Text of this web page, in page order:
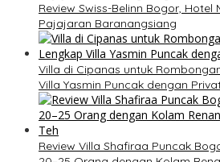
Review Swiss-Belinn Bogor, Hotel
Pajajaran Baranangsiang
Villa di Cipanas untuk
Villa Yasmin Puncak dengan
Review Villa Shafiraa Puncak